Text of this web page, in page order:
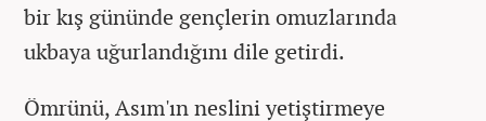
bir kış gününde gençlerin omuzlarında
ukbaya uğurlandığını dile getirdi.
Ömrünü, Asım'ın neslini yetiştirmeye